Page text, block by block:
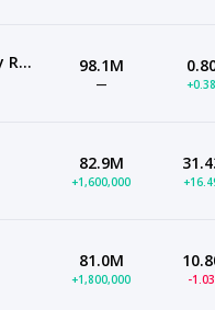
ChuChu TV Nursery Rhymes & Kids Songs
98.1M
—
82.9M
+1,600,000
81.0M
+1,800,000 -